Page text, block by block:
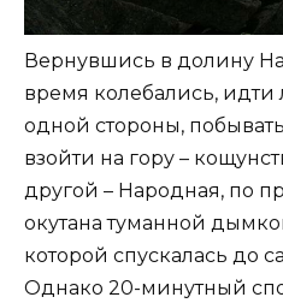
Вернувшись в долину
время колебались,
одной стороны,
взойти на гору –
другой – Народная, по
окутана туманной
которой спускалась до
Однако 20-минутный